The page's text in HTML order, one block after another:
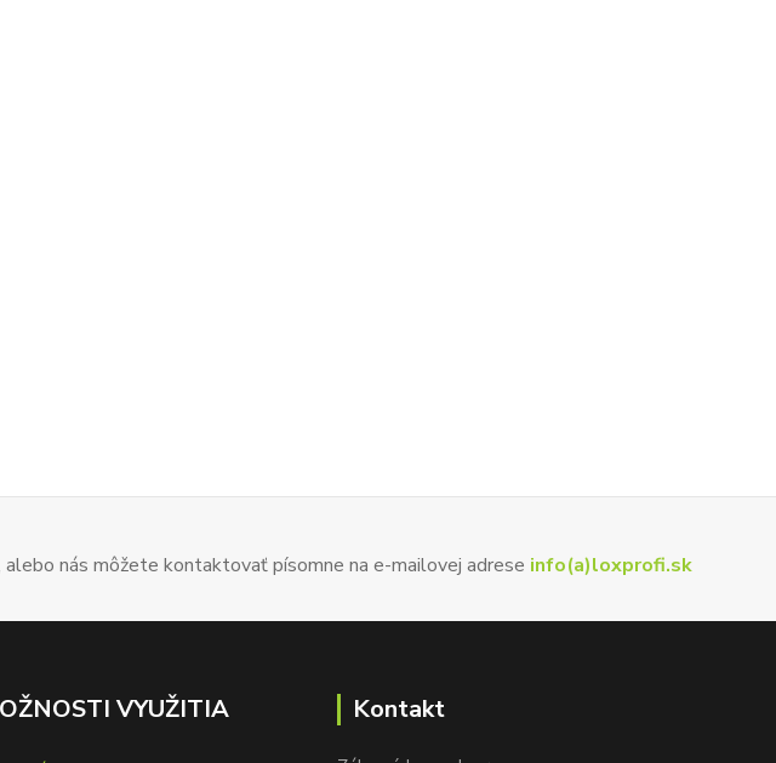
alebo nás môžete kontaktovať písomne na e-mailovej adrese info(a)loxprofi.sk
VYUŽITIA Kontakt